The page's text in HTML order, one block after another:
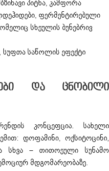
პიტნა, კამფორა
ფერმენტირებული
სხეულის ბუნებრივ
სუფთა საწოლის ეფექტი
Და Ცნობილი
კონცეფცია. სახელი
დოფამინი, ოქსიტოცინი,
სხვა – თითოეული სუნამო
მდგომარეობაზე.